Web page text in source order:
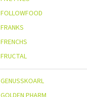
FOLLOWFOOD
FRANKS
FRENCHS
FRUCTAL
GENUSSKOARL